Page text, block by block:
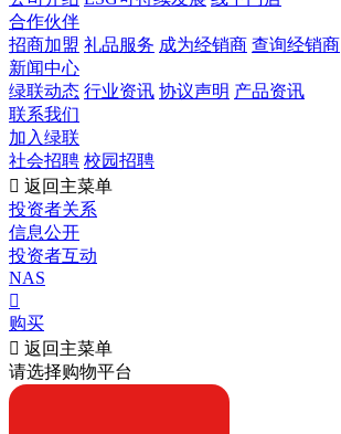
合作伙伴
招商加盟 礼品服务 成为经销商 查询经销商
新闻中心
绿联动态 行业资讯 协议声明 产品资讯
联系我们
加入绿联
社会招聘 校园招聘
 返回主菜单
投资者关系
信息公开
投资者互动
NAS

购买
 返回主菜单
请选择购物平台